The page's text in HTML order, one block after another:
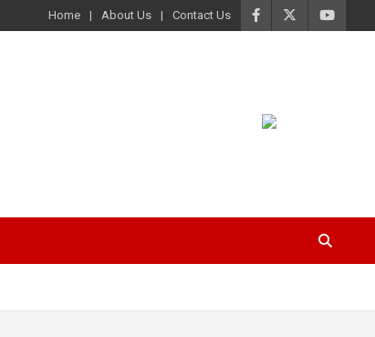
Home About Us Contact Us